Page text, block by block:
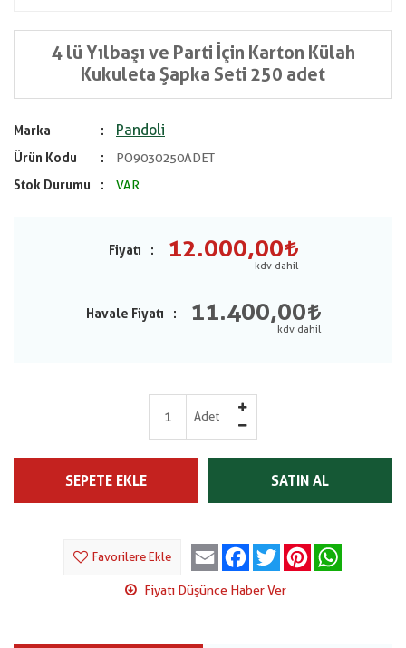
4 lü Yılbaşı ve Parti İçin Karton Külah
Kukuleta Şapka Seti 250 adet
Marka Pandoli
Ürün Kodu
PO9030250ADET
Stok Durumu
VAR
Fiyatı 12.000,00
Havale Fiyatı 11.400,00
Adet
SEPETE EKLE SATIN AL
Favorilere Ekle Email Facebook
Twitter Pinterest
Fiyatı Düşünce Haber Ver